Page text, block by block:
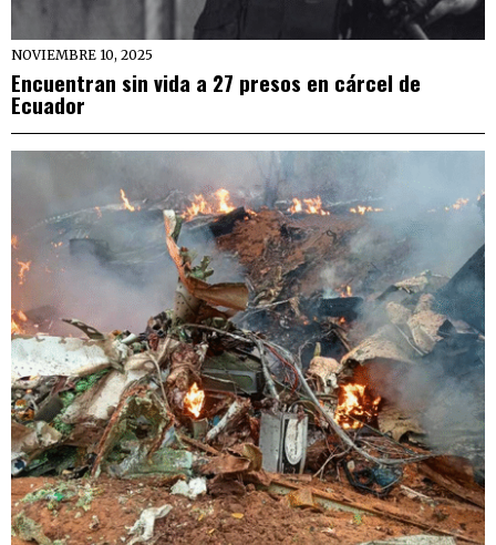
NOVIEMBRE 10, 2025
Encuentran sin vida a 27 presos en cárcel de
Ecuador